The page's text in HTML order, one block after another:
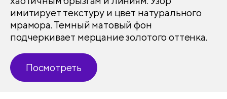
имитирует текстуру и цвет натурального
мрамора. Темный матовый фон
подчеркивает мерцание золотого оттенка.
Посмотреть